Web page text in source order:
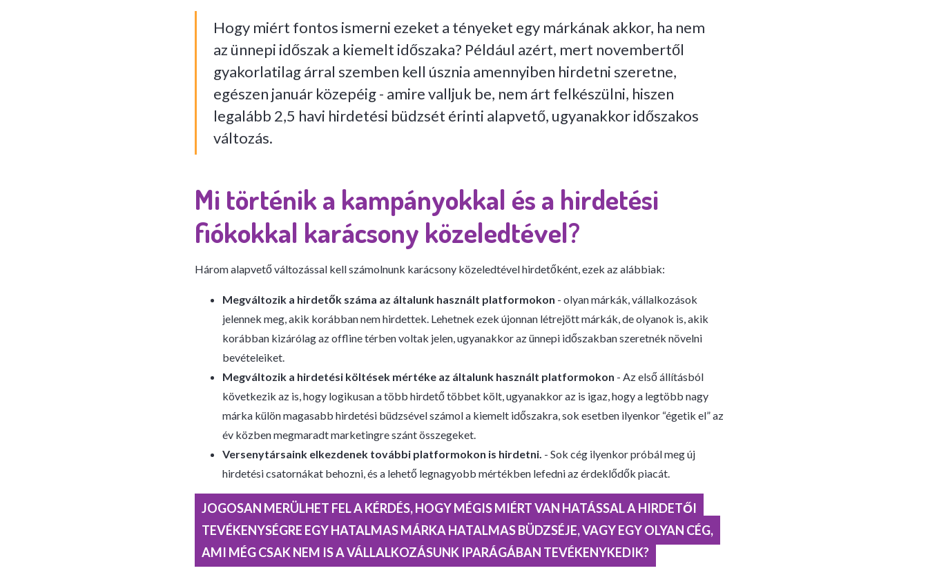
Hogy miért fontos ismerni ezeket a tényeket egy márkának akkor, ha nem
az ünnepi időszak a kiemelt időszaka? Például azért, mert novembertől
gyakorlatilag árral szemben kell úsznia amennyiben hirdetni szeretne,
egészen január közepéig - amire valljuk be, nem árt felkészülni, hiszen
legalább 2,5 havi hirdetési büdzsét érinti alapvető, ugyanakkor időszakos
változás.
Mi történik a kampányokkal és a hirdetési
fiókokkal karácsony közeledtével?
Három alapvető változással kell számolnunk karácsony közeledtével hirdetőként, ezek az alábbiak:
Megváltozik a hirdetők száma az általunk használt platformokon - olyan márkák, vállalkozások
jelennek meg, akik korábban nem hirdettek. Lehetnek ezek újonnan létrejött márkák, de olyanok is, akik
korábban kizárólag az offline térben voltak jelen, ugyanakkor az ünnepi időszakban szeretnék növelni
bevételeiket.
Megváltozik a hirdetési költések mértéke az általunk használt platformokon - Az első állításból
következik az is, hogy logikusan a több hirdető többet költ, ugyanakkor az is igaz, hogy a legtöbb nagy
márka külön magasabb hirdetési büdzsével számol a kiemelt időszakra, sok esetben ilyenkor “égetik el” az
év közben megmaradt marketingre szánt összegeket.
Versenytársaink elkezdenek további platformokon is hirdetni. - Sok cég ilyenkor próbál meg új
hirdetési csatornákat behozni, és a lehető legnagyobb mértékben lefedni az érdeklődők piacát.
JOGOSAN MERÜLHET FEL A KÉRDÉS, HOGY MÉGIS MIÉRT VAN HATÁSSAL A HIRDETŐI
TEVÉKENYSÉGRE EGY HATALMAS MÁRKA HATALMAS BÜDZSÉJE, VAGY EGY OLYAN CÉG,
AMI MÉG CSAK NEM IS A VÁLLALKOZÁSUNK IPARÁGÁBAN TEVÉKENYKEDIK?